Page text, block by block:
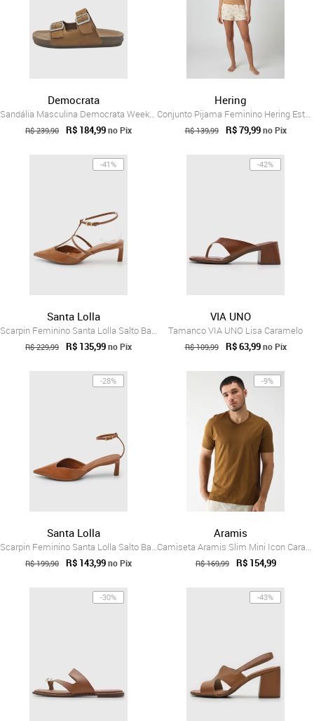
Democrata
Sandália Masculina Democrata Weekend Cou...
R$ 239,90 R$ 184,99no Pix
Hering
Conjunto Pijama Feminino Hering Estampado Caramelo
R$ 139,99 R$ 79,99 no Pix
-41%
Santa Lolla
Scarpin Feminino Santa Lolla Salto Baixo Caramelo
R$ 229,99 R$ 135,99no Pix
-42%
VIA UNO
Tamanco VIA UNO Lisa Caramelo
R$ 109,99 R$ 63,99 no Pix
-28%
Santa Lolla
Scarpin Feminino Santa Lolla Salto Baixo...
R$ 199,90 R$ 143,99no Pix
-9%
Aramis
Camiseta Aramis Slim Mini Icon Caramelo
R$ 169,99 R$ 154,99
-30% -43%